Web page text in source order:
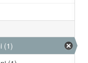
(1)